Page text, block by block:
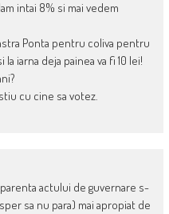
intai 8% si mai vedem
Ponta pentru coliva pentru
iarna deja painea va fi 10 lei!
cu cine sa votez.
actului de guvernare s-
sa nu para) mai apropiat de